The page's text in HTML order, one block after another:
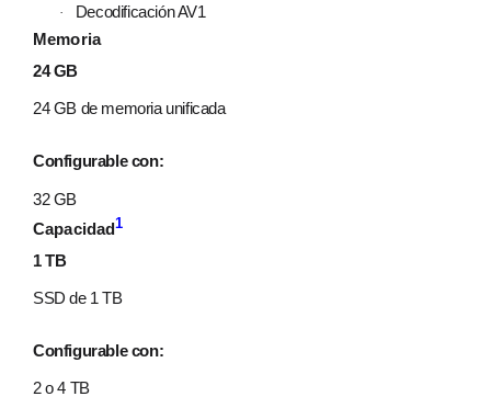
·
Decodificación AV1
Memoria
24 GB
24 GB de memoria unificada
Configurable con:
32 GB
Capacidad1
1 TB
SSD de 1 TB
Configurable con:
2 o 4 TB